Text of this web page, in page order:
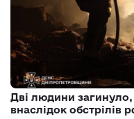
Дві людини
внаслідок обстрілів